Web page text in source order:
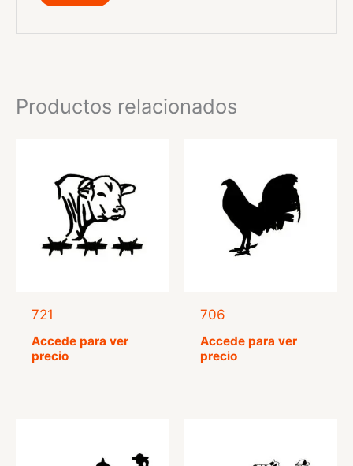
Productos relacionados
721
Accede para ver
precio
706
Accede para ver
precio